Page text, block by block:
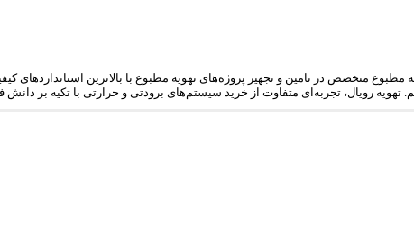
مطبوع متخصص در تامین و تجهیز پروژه‌های تهویه مطبوع با بالاترین استانداردهای
تهویه رویال، تجربه‌ای متفاوت از خرید سیستم‌های برودتی و حرارتی با تکیه بر دانش